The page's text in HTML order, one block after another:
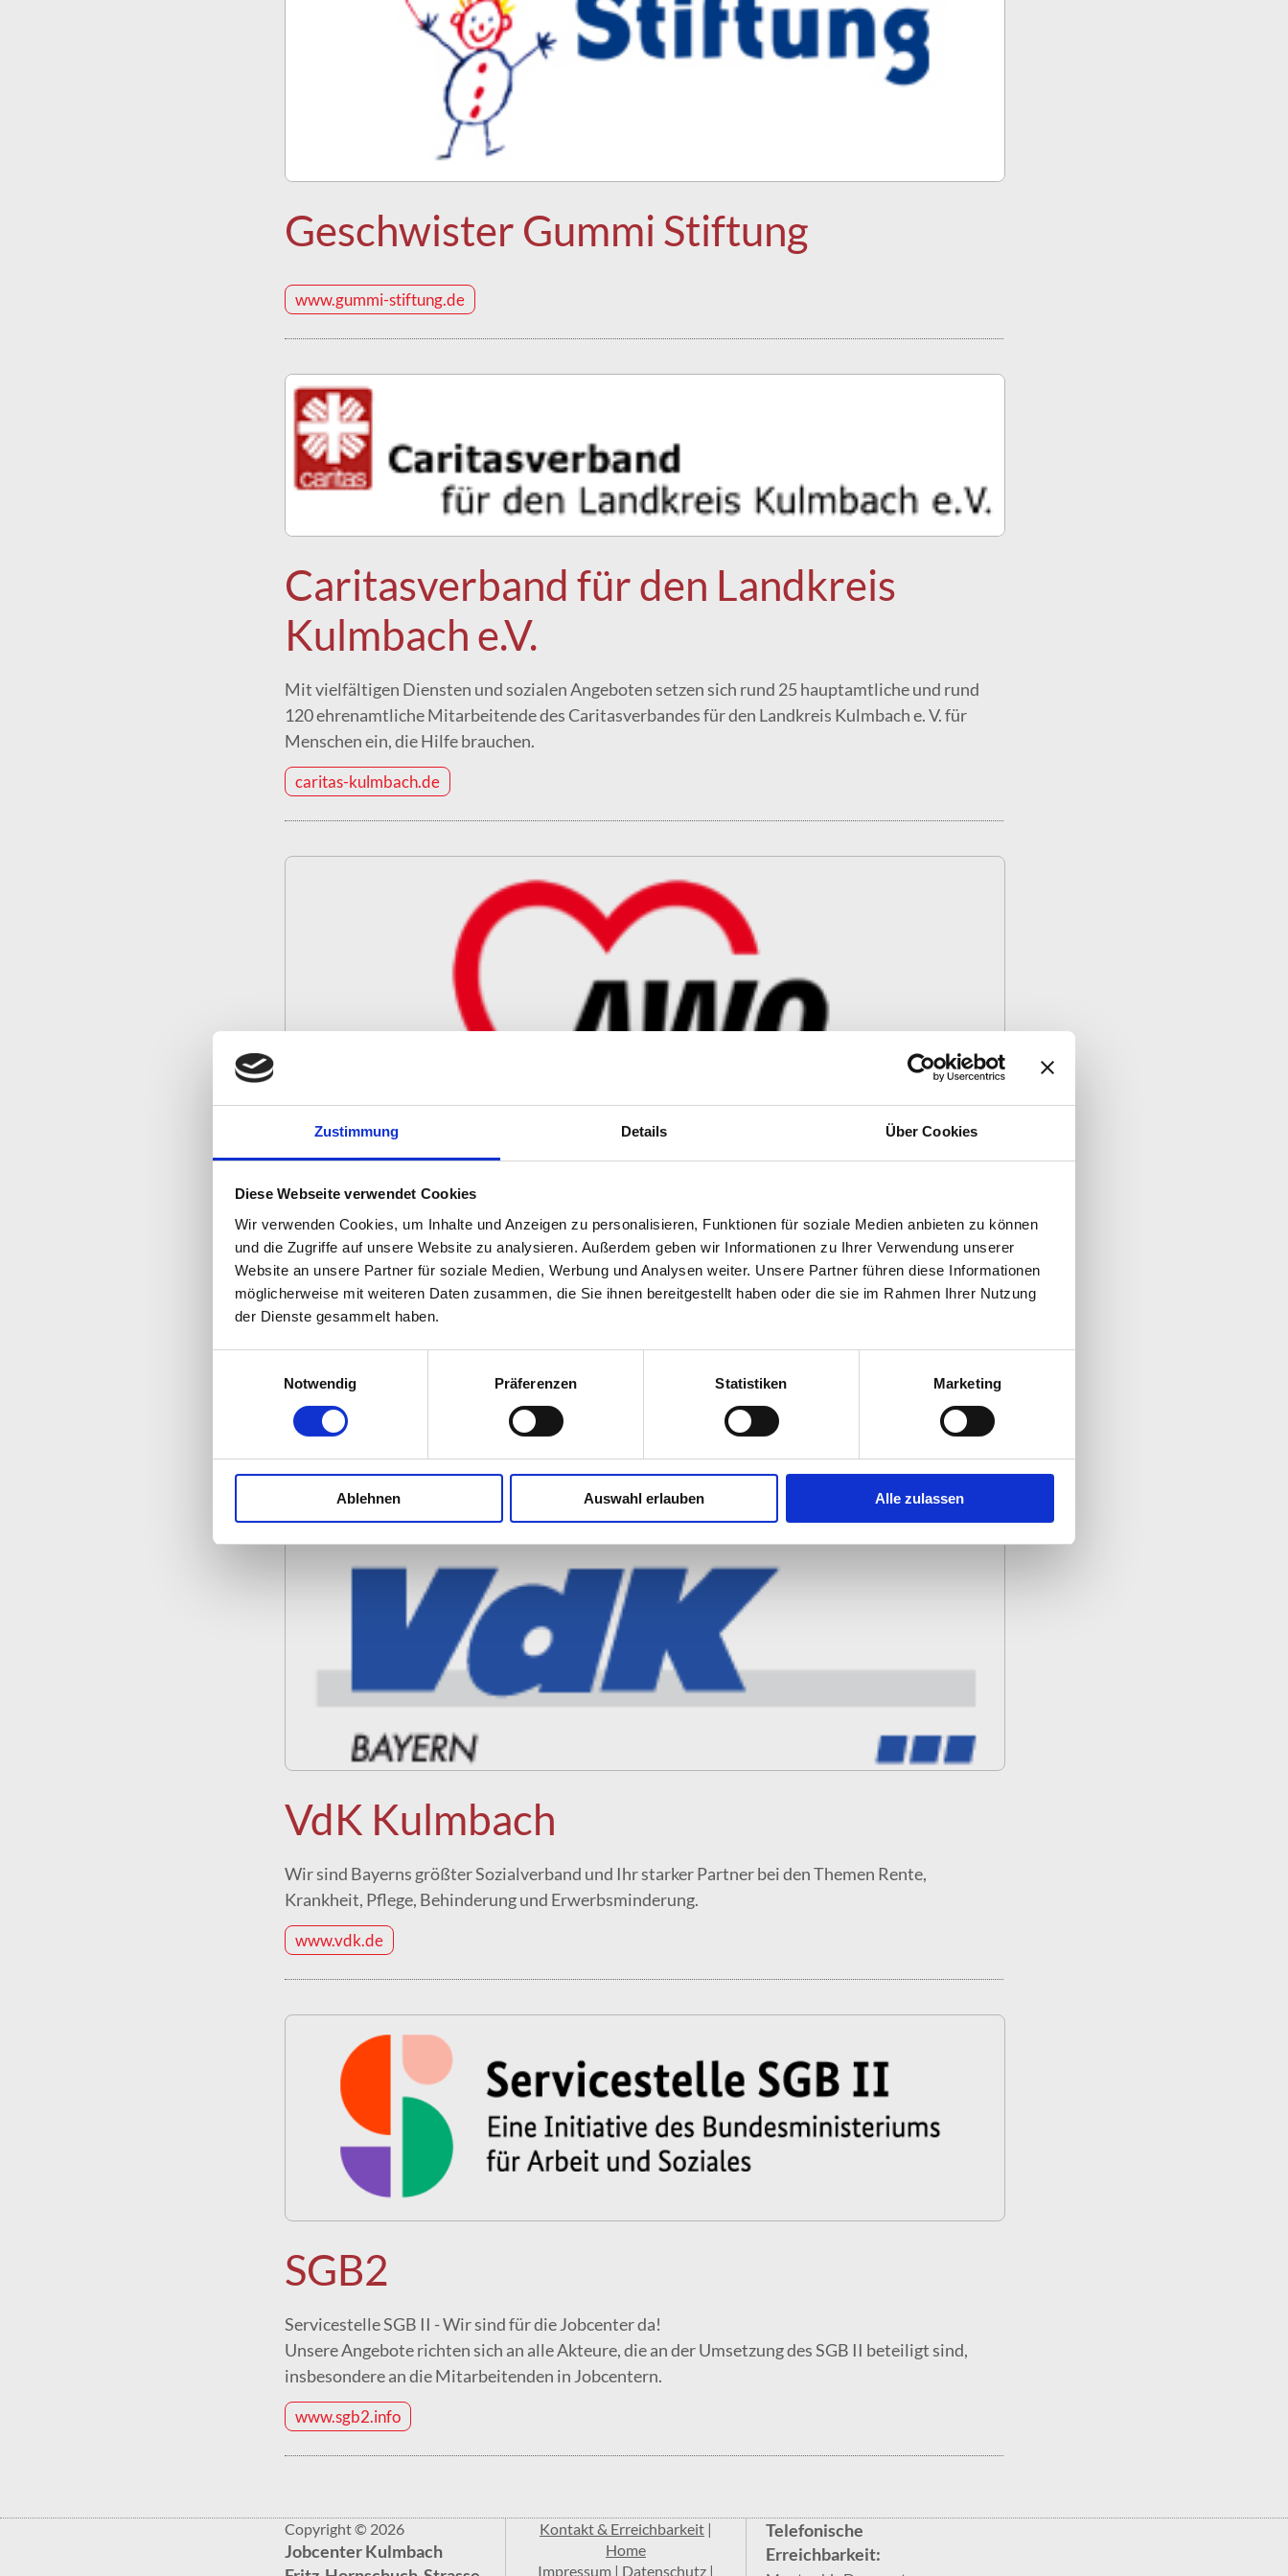
Zustimmung Details Über Cookies
Diese Webseite verwendet Cookies
Wir verwenden Cookies, um Inhalte und Anzeigen zu personalisieren, Funktionen für soziale Medien anbieten zu können
und die Zugriffe auf unsere Website zu analysieren. Außerdem geben wir Informationen zu Ihrer Verwendung unserer
Website an unsere Partner für soziale Medien, Werbung und Analysen weiter. Unsere Partner führen diese Informationen
möglicherweise mit weiteren Daten zusammen, die Sie ihnen bereitgestellt haben oder die sie im Rahmen Ihrer Nutzung
der Dienste gesammelt haben.
Notwendig
Präferenzen Statistiken Marketing
Ablehnen Auswahl erlauben Alle zulassen
Geschwister Gummi Stiftung
www.gummi-stiftung.de
Caritasverband für den Landkreis
Kulmbach e.V.
Mit vielfältigen Diensten und sozialen Angeboten setzen sich rund 25 hauptamtliche und rund
120 ehrenamtliche Mitarbeitende des Caritasverbandes für den Landkreis Kulmbach e. V. für
Menschen ein, die Hilfe brauchen.
caritas-kulmbach.de
Arbeiterwohlfahrt Kreisverband
Kulmbach e.V.
Der AWO Kreisverband Kulmbach e. V. ist mit fast 2.000 Mitgliedern in zehn Ortsvereinen der
größte Wohlfahrtsverband im Landkreis Kulmbach.
www.awo-ku.de
VdK Kulmbach
Wir sind Bayerns größter Sozialverband und Ihr starker Partner bei den Themen Rente,
Krankheit, Pflege, Behinderung und Erwerbsminderung.
www.vdk.de
SGB2
Servicestelle SGB II - Wir sind für die Jobcenter da!
Unsere Angebote richten sich an alle Akteure, die an der Umsetzung des SGB II beteiligt sind,
insbesondere an die Mitarbeitenden in Jobcentern.
www.sgb2.info
Copyright © 2026
Jobcenter Kulmbach
Kontakt & Erreichbarkeit |
Home
Impressum | Datenschutz |
Telefonische
Erreichbarkeit: